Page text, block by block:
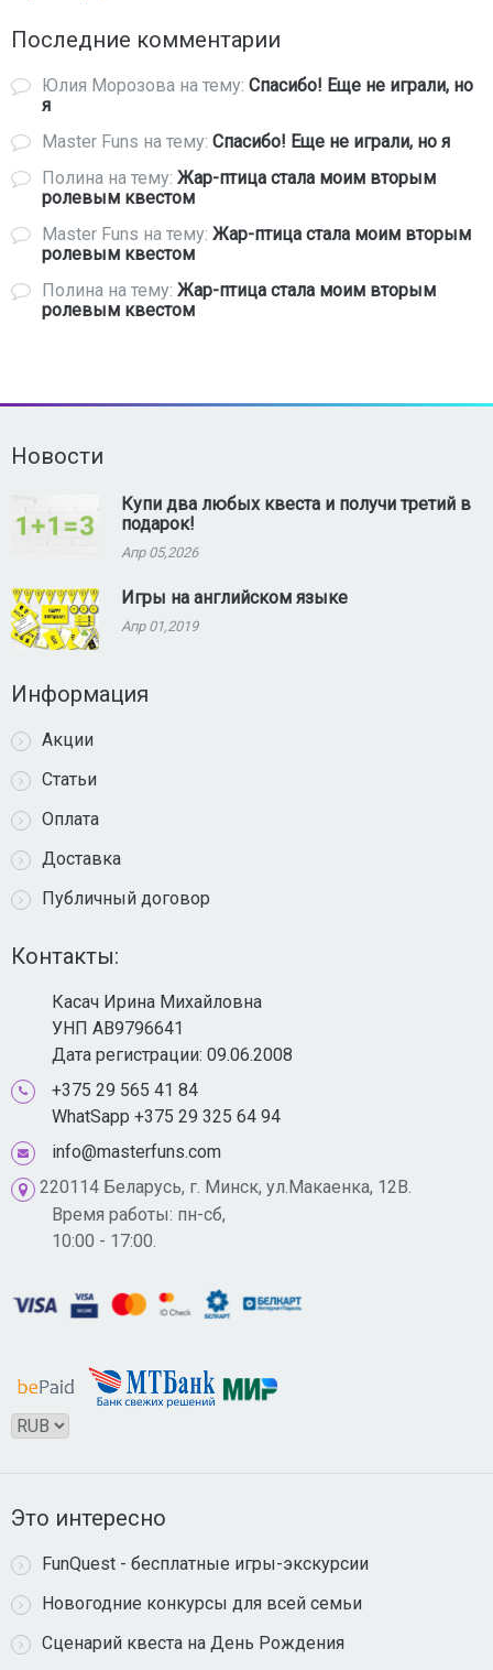
Последние комментарии
Юлия Морозова на тему: Спасибо! Еще не играли, но
я
Master Funs на тему: Спасибо! Еще не играли, но я
Полина на тему: Жар-птица стала моим вторым
ролевым квестом
Master Funs на тему: Жар-птица стала моим вторым
ролевым квестом
Полина на тему: Жар-птица стала моим вторым
ролевым квестом
Новости
Купи два любых квеста и получи третий в
подарок!
Апр 05,2026
Игры на английском языке
Апр 01,2019
Информация
Акции
Статьи
Оплата
Доставка
Публичный договор
Контакты:
Касач Ирина Михайловна
УНП AB9796641
Дата регистрации: 09.06.2008
+375 29 565 41 84
WhatSapp +375 29 325 64 94
info@masterfuns.com
220114 Беларусь, г. Минск, ул.Макаенка, 12В.
Время работы: пн-сб,
10:00 - 17:00.
Это интересно
FunQuest - бесплатные игры-экскурсии
Новогодние конкурсы для всей семьи
Сценарий квеста на День Рождения